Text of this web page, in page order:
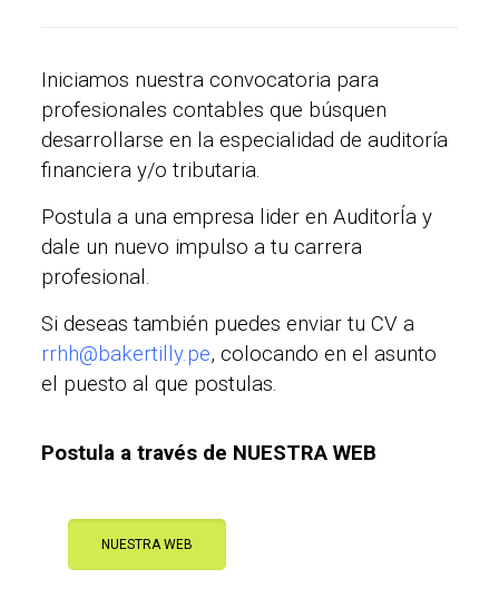
Iniciamos nuestra convocatoria para
profesionales contables que búsquen
desarrollarse en la especialidad de auditoría
financiera y/o tributaria.
Postula a una empresa lider en AuditorÍa y
dale un nuevo impulso a tu carrera
profesional.
Si deseas también puedes enviar tu CV a
rrhh@bakertilly.pe, colocando en el asunto
el puesto al que postulas.
Postula a través de NUESTRA WEB
NUESTRA WEB